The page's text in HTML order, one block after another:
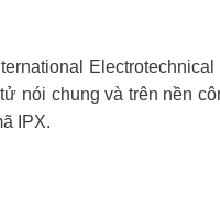
nói chung và trên nền
IPX.